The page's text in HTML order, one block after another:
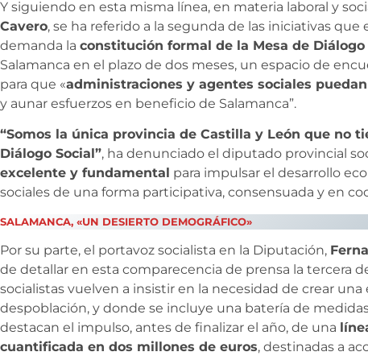
Y siguiendo en esta misma línea, en materia laboral y
Cavero, se ha referido a la segunda de las iniciativas que
demanda la constitución formal de la Mesa de Diálogo
Salamanca en el plazo de dos meses, un espacio de
para que «administraciones y agentes sociales
y aunar esfuerzos en beneficio de Salamanca”.
“Somos la única provincia de Castilla y León que no
Diálogo Social”, ha denunciado el diputado provincial
excelente y fundamental para impulsar el desarrollo
sociales de una forma participativa, consensuada y en
SALAMANCA, «UN DESIERTO DEMOGRÁFICO»
Por su parte, el portavoz socialista en la Diputación,
de detallar en esta comparecencia de prensa la tercera
socialistas vuelven a insistir en la necesidad de crear
despoblación, y donde se incluye una batería de
destacan el impulso, antes de finalizar el año, de una
cuantificada en dos millones de euros, destinadas a